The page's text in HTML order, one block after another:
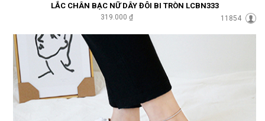
LẮC CHÂN BẠC NỮ DÂY ĐÔI BI TRÒN LCBN333
319.000 ₫ 11854